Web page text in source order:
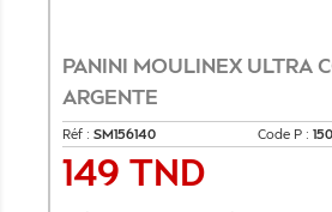
PANINI MOULINEX ULTRA
ARGENTE
Réf : SM156140 Code P :
Prix
149 TND